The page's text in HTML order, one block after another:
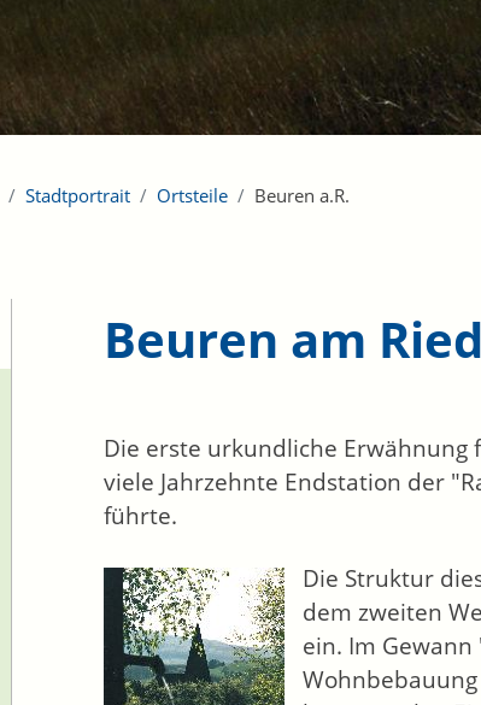
Stadtportrait Ortsteile Beuren a.R.
Beuren am Ried
Die erste urkundliche Erwähnung
viele Jahrzehnte Endstation der
führte.
Die Struktur
dem zweiten
ein. Im